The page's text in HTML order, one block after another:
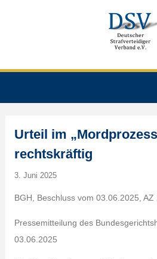
Urteil im
rechtskräftig
3. Juni 2025
BGH, Beschluss vom 03.06.2025, AZ
Pressemitteilung des
03.06.2025